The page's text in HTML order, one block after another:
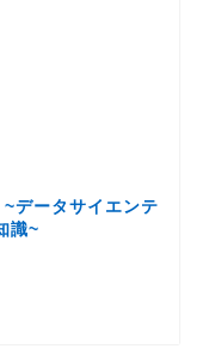
データサイエンテ
識~